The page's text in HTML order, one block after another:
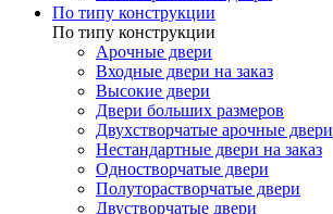
По типу конструкции
По типу конструкции
Арочные двери
Входные двери на заказ
Высокие двери
Двери больших размеров
Двухстворчатые арочные двери
Нестандартные двери на заказ
Одностворчатые двери
Полуторастворчатые двери
Двустворчатые двери